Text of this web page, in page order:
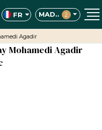
FR MAD.. 2
Agadir
Mohamedi Agadir